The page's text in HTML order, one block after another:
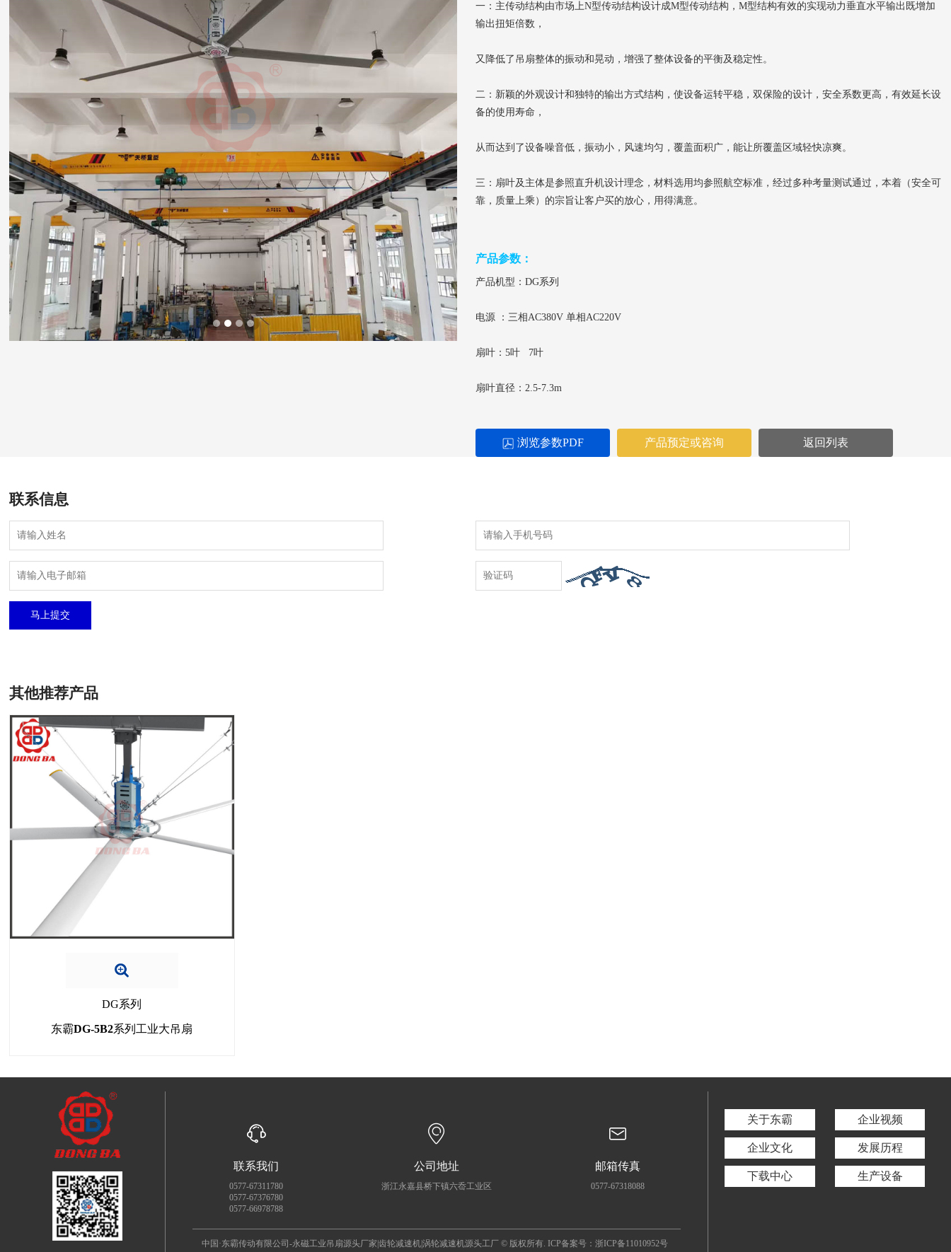
一：主传动结构由市场上N型传动结构设计成M型传动结构，M型结构有效的实现动力垂直水平输出既增加
输出扭矩倍数，
又降低了吊扇整体的振动和晃动，增强了整体设备的平衡及稳定性。
二：新颖的外观设计和独特的输出方式结构，使设备运转平稳，双保险的设计，安全系数更高，有效延长设
备的使用寿命，
从而达到了设备噪音低，振动小，风速均匀，覆盖面积广，能让所覆盖区域轻快凉爽。
三：扇叶及主体是参照直升机设计理念，材料选用均参照航空标准，经过多种考量测试通过，本着（安全可
靠，质量上乘）的宗旨让客户买的放心，用得满意。
产品参数：
产品机型：DG系列
电源 ：三相AC380V 单相AC220V
扇叶：5叶 7叶
扇叶直径：2.5-7.3m
浏览参数PDF 产品预定或咨询 返回列表
联系信息
马上提交
其他推荐产品
DG系列
东霸DG-5B2系列工业大吊扇
联系我们
0577-67311780
0577-67376780
0577-66978788
公司地址
浙江永嘉县桥下镇六岙工业区
邮箱传真
0577-67318088
中国·东霸传动有限公司-永磁工业吊扇源头厂家|齿轮减速机|涡轮减速机源头工厂 © 版权所有. ICP备案号： 浙ICP备11010952号
关于东霸 企业视频
企业文化 发展历程
下载中心 生产设备